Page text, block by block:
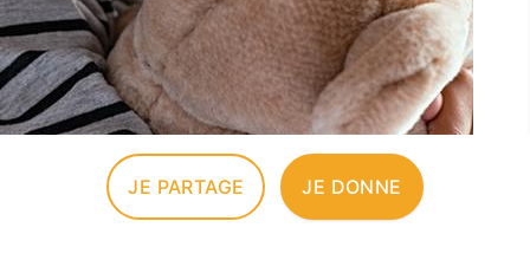
JE PARTAGE JE DONNE